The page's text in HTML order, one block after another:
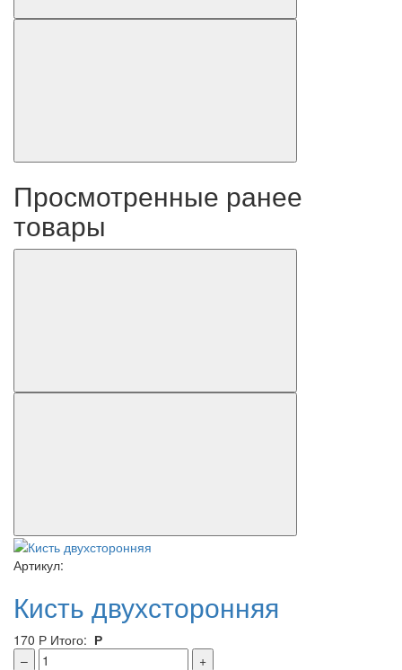
Просмотренные ранее
товары
Артикул:
Кисть двухсторонняя
170 Р Итого: Р
–
+